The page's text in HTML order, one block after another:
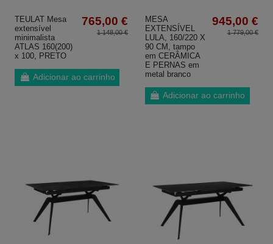
TEULAT Mesa
extensível
minimalista
ATLAS 160(200)
x 100, PRETO
765,00 €
1 148,00 €
Adicionar ao carrinho
MESA
EXTENSÍVEL
LULA, 160/220 X
90 CM, tampo
em CERÂMICA
E PERNAS em
metal branco
945,00 €
1 779,00 €
Adicionar ao carrinho